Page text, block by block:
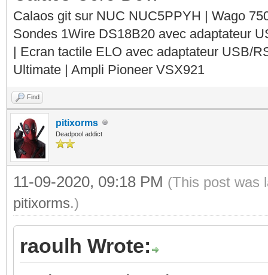
Calaos git sur NUC NUC5PPYH | Wago
Sondes 1Wire DS18B20 avec adaptateur
| Ecran tactile ELO avec adaptateur USB/
Ultimate | Ampli Pioneer VSX921
Find
pitixorms
Deadpool addict
11-09-2020, 09:18 PM (This post was
pitixorms.)
raoulh Wrote: